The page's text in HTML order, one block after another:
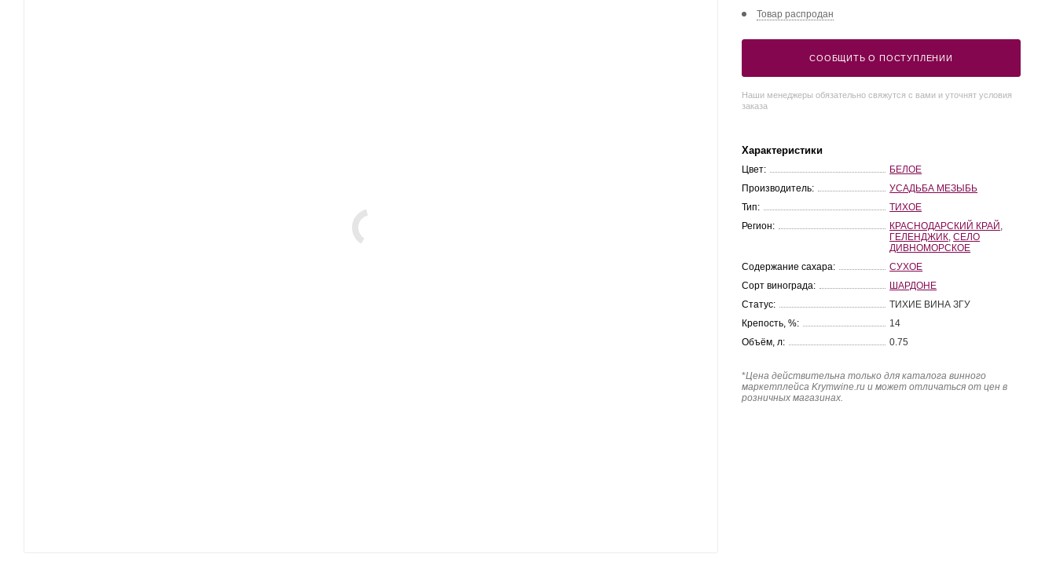
Товар распродан
СООБЩИТЬ О ПОСТУПЛЕНИИ
Наши менеджеры обязательно свяжутся с вами и уточнят условия
заказа
Характеристики
Цвет:
БЕЛОЕ
Производитель:
УСАДЬБА МЕЗЫБЬ
Тип:
ТИХОЕ
Регион:
КРАСНОДАРСКИЙ КРАЙ
ГЕЛЕНДЖИК ,СЕЛО
ДИВНОМОРСКОЕ
Содержание сахара:
СУХОЕ
Сорт винограда:
ШАРДОНЕ
Статус:
ТИХИЕ ВИНА ЗГУ
Крепость, %:
14
Объём, л:
0.75
*Цена действительна только для каталога винного
маркетплейса Krymwine.ru и может отличаться от цен в
розничных магазинах.